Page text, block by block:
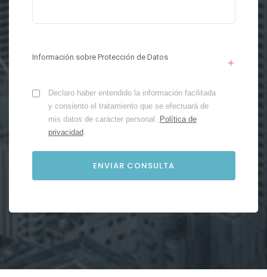
Información sobre Protección de Datos
Declaro haber entendido la información facilitada
y consiento el tratamiento que se efectuará de
mis datos de carácter personal. Política de
privacidad.